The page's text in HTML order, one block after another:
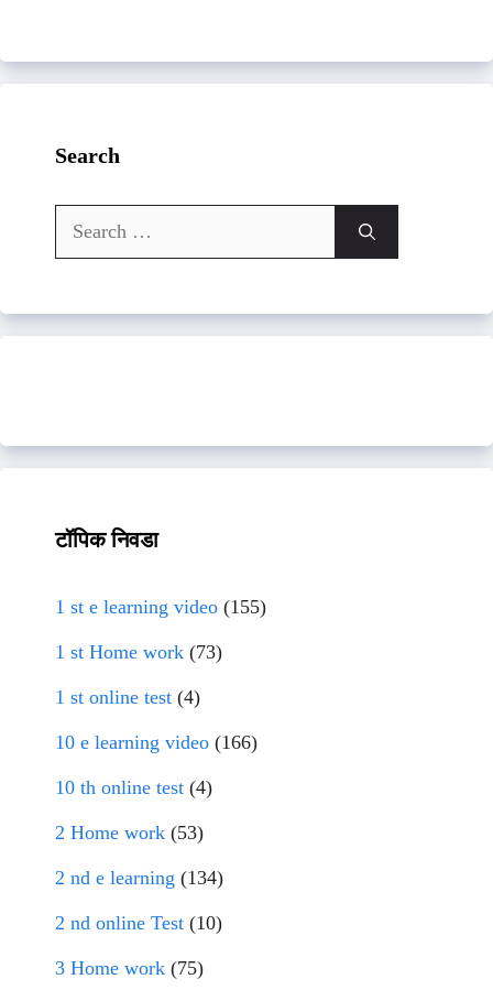
Search
Search
for:
टॉपिक निवडा
1 st e learning video (155)
1 st Home work (73)
1 st online test (4)
10 e learning video (166)
10 th online test (4)
2 Home work (53)
2 nd e learning (134)
2 nd online Test (10)
3 Home work (75)